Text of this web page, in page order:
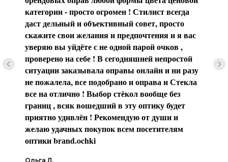
категории - просто огромен ! Стилист всегда
даст дельный и объективный совет, просто
скажите свои желания и предпочтения и я вас
уверяю вы уйдёте с не одной парой очков ,
проверено на себе ! В сегодняшней непростой
ситуации заказывала оправы онлайн и ни разу
не пожалела, все подобрано и оправа и Стекла
все на отлично ! Выбор стёкол вообще без
границ , всяк вошедший в эту оптику будет
приятно удивлён ! Рекомендую от души и
желаю удачных покупок всем посетителям
оптики brаnd.ochki
Ольга Л.